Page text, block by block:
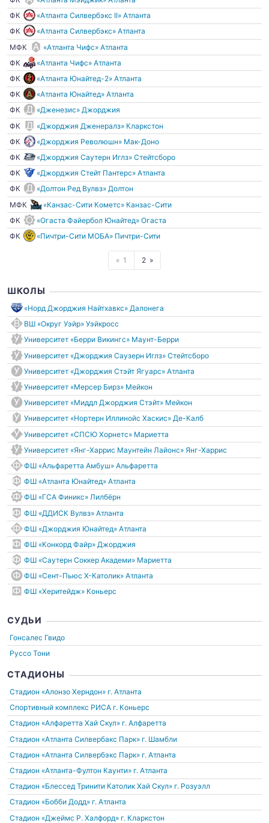
ФК
«Атланта Силвербэкс II» Атланта
ФК
«Атланта Силвербэкс» Атланта
МФК
«Атланта Чифс» Атланта
ФК
«Атланта Чифс» Атланта
ФК
«Атланта Юнайтед-2» Атланта
ФК
«Атланта Юнайтед» Атланта
ФК
«Дженезис» Джорджия
ФК
«Джорджия Дженералз» Кларкстон
ФК
«Джорджия Революшн» Мак-Доно
ФК
«Джорджия Саутерн Иглз» Стейтсборо
ФК
«Джорджия Стейт Пантерс» Атланта
ФК
«Долтон Ред Вулвз» Долтон
МФК
«Канзас-Сити Кометс» Канзас-Сити
ФК
«Огаста Файербол Юнайтед» Огаста
ФК
«Пичтри-Сити МОБА» Пичтри-Сити
1 2
ШКОЛЫ
«Норд Джорджия Найтхавкс» Далонега
ВШ «Округ Уэйр» Уэйкросс
Университет «Берри Викингс» Маунт-Берри
Университет «Джорджия Саузерн Иглз» Стейтсборо
Университет «Джорджия Стэйт Ягуарс» Атланта
Университет «Мерсер Бирз» Мейкон
Университет «Миддл Джорджия Стэйт» Мейкон
Университет «Нортерн Иллинойс Хаскис» Де-Калб
Университет «СПСЮ Хорнетс» Мариетта
Университет «Янг-Харрис Маунтейн Лайонс» Янг-Харрис
ФШ «Альфаретта Амбуш» Альфаретта
ФШ «Атланта Юнайтед» Атланта
ФШ «ГСА Финикс» Лилбёрн
ФШ «ДДИСК Вулвз» Атланта
ФШ «Джорджия Юнайтед» Атланта
ФШ «Конкорд Файр» Джорджия
ФШ «Саутерн Соккер Академи» Мариетта
ФШ «Сент-Пьюс X-Католик» Атланта
ФШ «Херитейдж» Коньерс
СУДЬИ
Гонсалес Гвидо
Руссо Тони
СТАДИОНЫ
Cтадион «Алонзо Херндон» г. Атланта
Спортивный комплекс РИСА г. Коньерс
Стадион «Алфаретта Хай Скул» г. Алфаретта
Стадион «Атланта Силвербакс Парк» г. Шамбли
Стадион «Атланта Силвербэкс Парк» г. Атланта
Стадион «Атланта-Фултон Каунти» г. Атланта
Стадион «Блессед Тринити Католик Хай Скул» г. Розуэлл
Стадион «Бобби Додд» г. Атланта
Стадион «Джеймс Р. Халфорд» г. Кларкстон